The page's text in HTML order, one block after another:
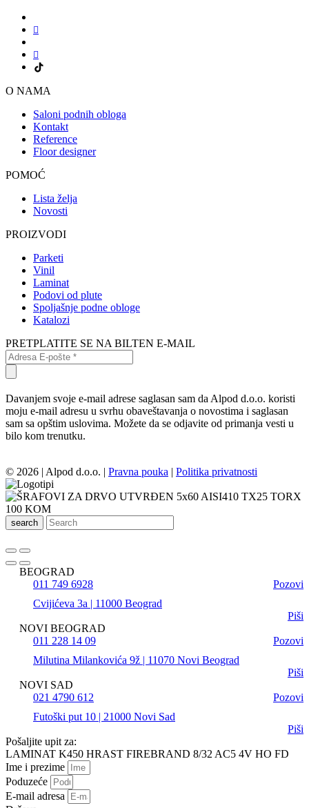
O NAMA
Saloni podnih obloga
Kontakt
Reference
Floor designer
POMOĆ
Lista želja
Novosti
PROIZVODI
Parketi
Vinil
Laminat
Podovi od plute
Spoljašnje podne obloge
Katalozi
PRETPLATITE SE NA BILTEN E-MAIL
Davanjem svoje e-mail adrese saglasan sam da Alpod d.o.o. koristi
moju e-mail adresu u svrhu obaveštavanja o novostima i saglasan
sam sa opštim uslovima. Možete da se odjavite od primanja vesti u
bilo kom trenutku.
© 2026 | Alpod d.o.o. | Pravna pouka | Politika privatnosti
search
BEOGRAD
011 749 6928
Pozovi
Cvijićeva 3a | 11000 Beograd
Piši
NOVI BEOGRAD
011 228 14 09
Pozovi
Milutina Milankovića 9ž | 11070 Novi Beograd
Piši
NOVI SAD
021 4790 612
Pozovi
Futoški put 10 | 21000 Novi Sad
Piši
Pošaljite upit za:
LAMINAT K450 HRAST FIREBRAND 8/32 AC5 4V HO FD
Ime i prezime
Poduzeće
E-mail adresa